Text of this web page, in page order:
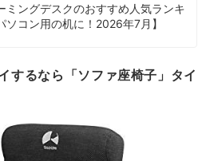
ミングデスクのおすすめ人気ランキ
ソコン用の机に！2026年7月】
するなら「ソファ座椅子」タイ